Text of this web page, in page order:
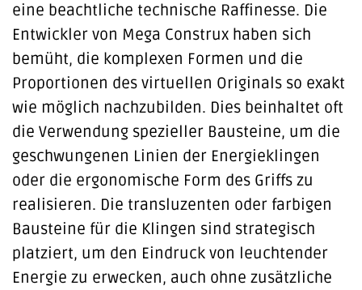
eine beachtliche technische Raffinesse. Die
Entwickler von Mega Construx haben sich
bemüht, die komplexen Formen und die
Proportionen des virtuellen Originals so exakt
wie möglich nachzubilden. Dies beinhaltet oft
die Verwendung spezieller Bausteine, um die
geschwungenen Linien der Energieklingen
oder die ergonomische Form des Griffs zu
realisieren. Die transluzenten oder farbigen
Bausteine für die Klingen sind strategisch
platziert, um den Eindruck von leuchtender
Energie zu erwecken, auch ohne zusätzliche